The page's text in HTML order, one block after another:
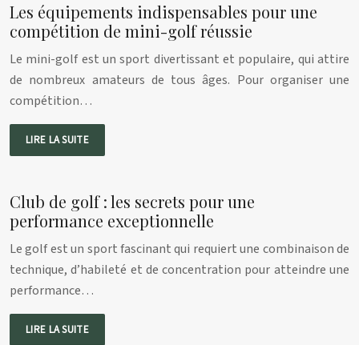
Les équipements indispensables pour une
compétition de mini-golf réussie
Le mini-golf est un sport divertissant et populaire, qui attire
de nombreux amateurs de tous âges. Pour organiser une
compétition…
LIRE LA SUITE
Club de golf : les secrets pour une
performance exceptionnelle
Le golf est un sport fascinant qui requiert une combinaison de
technique, d’habileté et de concentration pour atteindre une
performance…
LIRE LA SUITE